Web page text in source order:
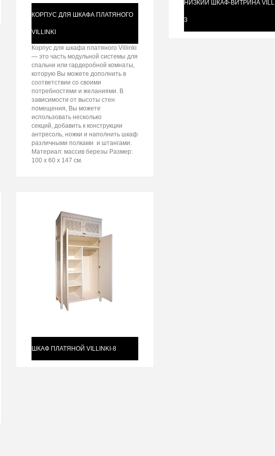
КОРПУС ДЛЯ ШКАФА ПЛАТЯНОГО
VILLINKI
Корпус для шкафа платяного Villinki
— это часть модульной системы для
спальни или гардеробной комнаты,
которую Вы можете дополнить в
соответствии со своими
потребностями и желаниями. В
зависимости от высоты стен
помещения, Вы можете
использовать несколько
секций, добавить к конструкции
антресоль, ножки и наполнить шкаф
различными полками и штангами.
Материал: массив березы Размер:
100 х 60 х 147 см.
НИЗКИЙ ШКАФ-ВИТРИНА
3
ШКАФ ПЛАТЯНОЙ VILLINKI-8